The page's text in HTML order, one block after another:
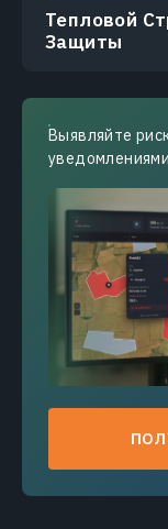
Тепловой
Защиты
Выявляйте